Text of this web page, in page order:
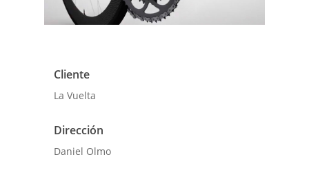
Cliente
La Vuelta
Dirección
Daniel Olmo